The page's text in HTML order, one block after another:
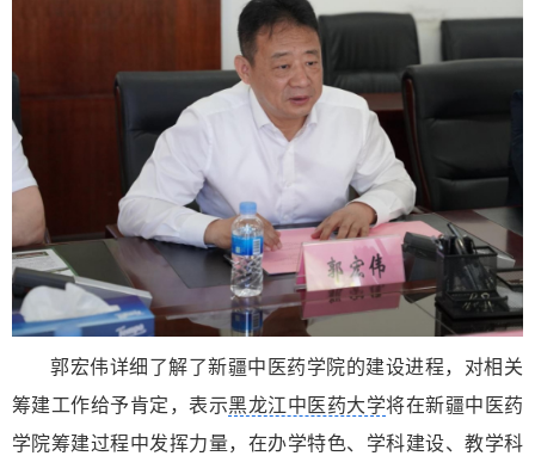
郭宏伟详细了解了新疆中医药学院的建设进程，对相关
筹建工作给予肯定，表示黑龙江中医药大学将在新疆中医药
学院筹建过程中发挥力量，在办学特色、学科建设、教学科